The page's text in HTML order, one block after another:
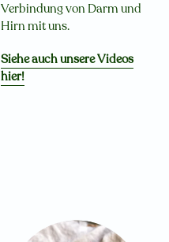
Verbindung von Darm und
Hirn mit uns.
Siehe auch unsere Videos
hier!